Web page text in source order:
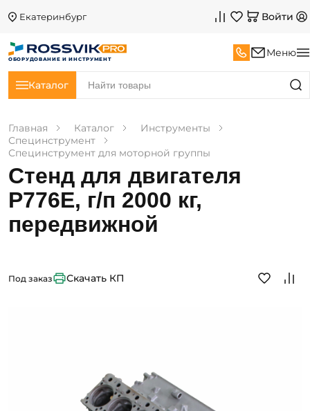
Екатеринбург Войти
ОБОРУДОВАНИЕ И ИНСТРУМЕНТ
Меню
Каталог
Главная Каталог
Инструменты
Специнструмент
Специнструмент для моторной группы
Стенд для двигателя
Р776Е, г/п 2000 кг,
передвижной
Под заказ Скачать КП